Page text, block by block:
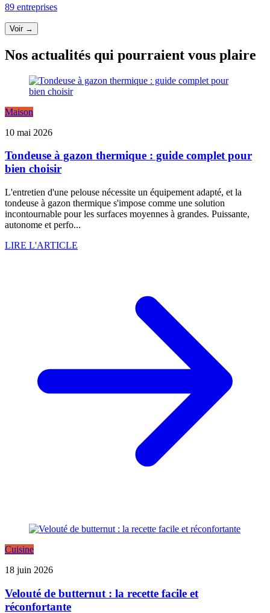
89 entreprises
Voir →
Nos actualités qui pourraient vous plaire
Maison
10 mai 2026
Tondeuse à gazon thermique : guide complet pour
bien choisir
L'entretien d'une pelouse nécessite un équipement adapté, et la
tondeuse à gazon thermique s'impose comme une solution
incontournable pour les surfaces moyennes à grandes. Puissante,
autonome et perfo...
LIRE L'ARTICLE
Cuisine
18 juin 2026
Velouté de butternut : la recette facile et
réconfortante